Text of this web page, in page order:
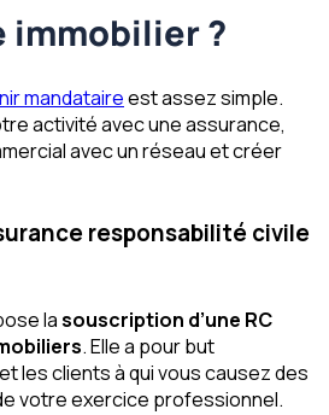
immobilier ?
mandataireest assez simple.
activité avec une assurance,
avec un réseau et créer
responsabilité civile
lasouscription d’une RC
. Elle a pour but
les clients à qui vous causez des
votre exercice professionnel.